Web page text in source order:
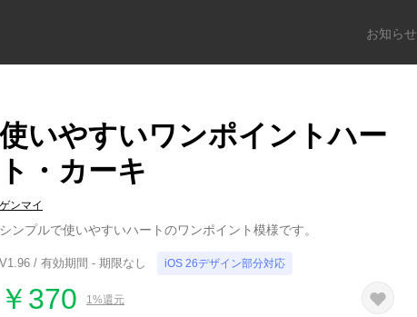
お知らせ
使いやすいワンポイントハー
ト・カーキ
ゲンマイ
シンプルで使いやすいハートのワンポイント模様です。
V1.96 / 有効期間 - 期限なし iOS 26デザイン部分対応
￥370 1%還元